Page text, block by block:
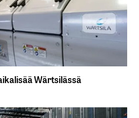
Wärtsilässä